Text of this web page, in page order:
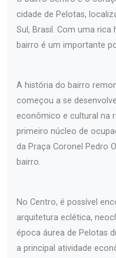
cidade de Pelotas,
Sul, Brasil. Com uma
bairro é um importante
A história do bairro
começou a se
econômico e cultural na
primeiro núcleo de
da Praça Coronel Pedro
bairro.
No Centro, é possível
arquitetura eclética,
época áurea de Pelotas
a principal atividade